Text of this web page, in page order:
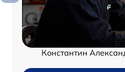
Константин